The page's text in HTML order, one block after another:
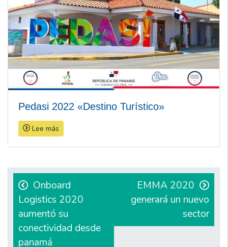
Pedasi 2022 «Destino Turístico»
Lee más
Navegación
de
entradas
Onboard
Logistics 2020
aumentó su
conectividad desde
panamá
EMMA 2020
generará un nuevo
sector